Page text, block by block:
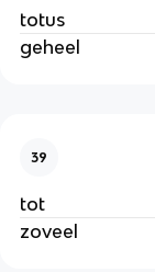
totus
geheel
39
tot
zoveel